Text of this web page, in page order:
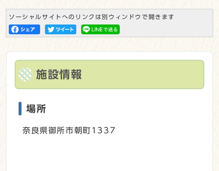
ソーシャルサイトへのリンクは別ウィンドウで開きます
施設情報
場所
奈良県御所市朝町1337